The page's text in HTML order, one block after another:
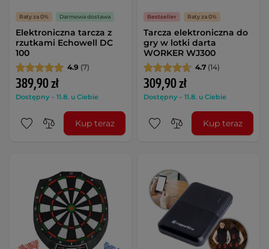
Raty za 0% Darmowa dostawa
Elektroniczna tarcza z
rzutkami Echowell DC
100
4.9 (7)
389,90 zł
Dostępny – 11.8. u Ciebie
Kup teraz
Bestseller Raty za 0%
Tarcza elektroniczna do
gry w lotki darta
WORKER WJ300
4.7 (14)
309,90 zł
Dostępny – 11.8. u Ciebie
Kup teraz